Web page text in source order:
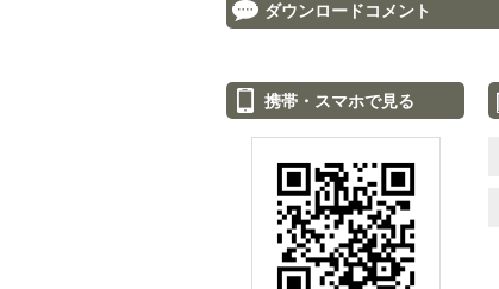
ダウンロードコメント
携帯・スマホで見る